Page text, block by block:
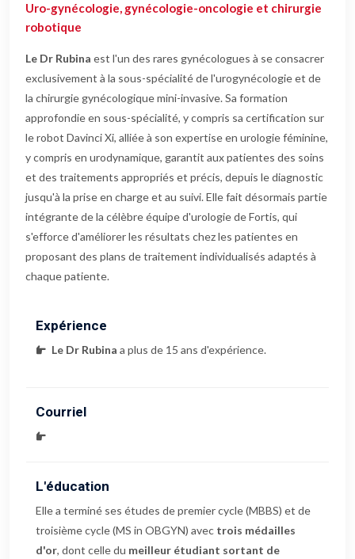
Uro-gynécologie, gynécologie-oncologie et chirurgie
robotique
Le Dr Rubina est l'un des rares gynécologues à se consacrer
exclusivement à la sous-spécialité de l'urogynécologie et de
la chirurgie gynécologique mini-invasive. Sa formation
approfondie en sous-spécialité, y compris sa certification sur
le robot Davinci Xi, alliée à son expertise en urologie féminine,
y compris en urodynamique, garantit aux patientes des soins
et des traitements appropriés et précis, depuis le diagnostic
jusqu'à la prise en charge et au suivi. Elle fait désormais partie
intégrante de la célèbre équipe d'urologie de Fortis, qui
s'efforce d'améliorer les résultats chez les patientes en
proposant des plans de traitement individualisés adaptés à
chaque patiente.
Expérience
Le Dr Rubina a plus de 15 ans d'expérience.
Courriel
L'éducation
Elle a terminé ses études de premier cycle (MBBS) et de
troisième cycle (MS in OBGYN) avec trois médailles
d'or, dont celle du meilleur étudiant sortant de